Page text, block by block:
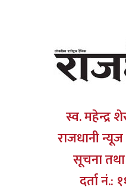
स्व. महेन्द्र
राजधानी
सूचना तथा
दर्ता